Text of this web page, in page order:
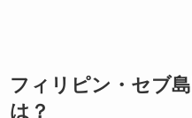
フィリピン・セブ
は？